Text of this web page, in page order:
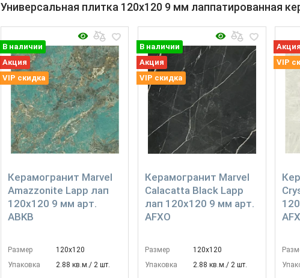
Универсальная плитка 120x120 9 мм лаппатированная
Керамогранит Marvel
Amazzonite Lapp лап
120x120 9 мм арт.
ABKB
Размер
120х120
Упаковка
2.88 кв.м./ 2 шт.
В наличии
Акция
VIP скидка
Керамогранит Marvel
Calacatta Black Lapp
лап 120x120 9 мм арт.
AFXO
Размер
120х120
Упаковка
2.88 кв.м./ 2 шт.
В наличии
Акция
VIP скидка
Акция
VIP